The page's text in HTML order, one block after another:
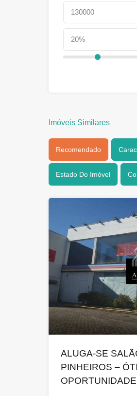
Imóveis Similares
Recomendado
Estado Do Imóvel
ALUGA-SE
PINHEIROS –
OPORTUNIDADE